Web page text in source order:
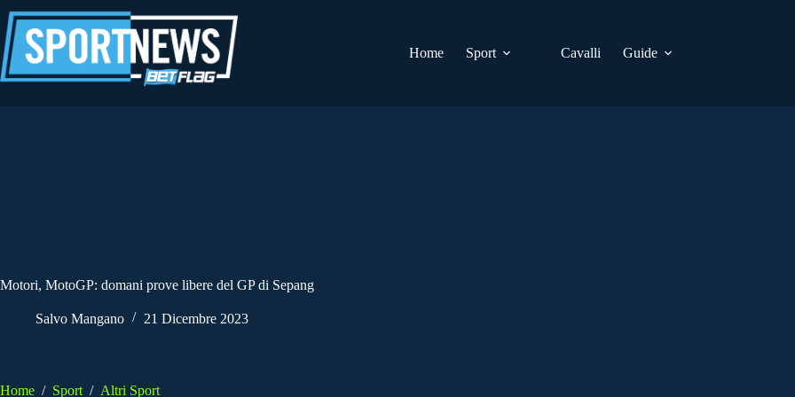
al
contenuto
Home
Sport Cavalli Guide
Motori, MotoGP: domani prove libere del GP di Sepang
Salvo Mangano 21 Dicembre 2023
Home / Sport / Altri Sport